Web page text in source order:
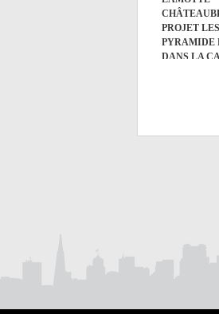
PROJET
PYRAMIDE
DANS LA